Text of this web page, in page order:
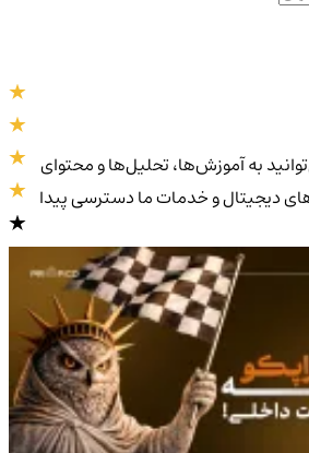
به آموزش‌ها، تحلیل‌ها و محتوای
دیجیتال و خدمات ما دسترسی پیدا